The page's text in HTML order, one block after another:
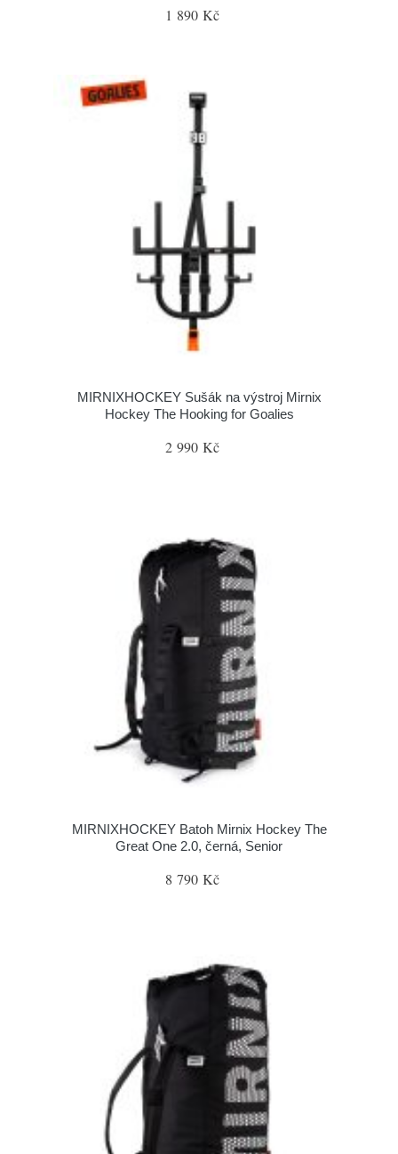
1 890 Kč
MIRNIXHOCKEY Sušák na výstroj Mirnix
Hockey The Hooking for Goalies
2 990 Kč
MIRNIXHOCKEY Batoh Mirnix Hockey The
Great One 2.0, černá, Senior
8 790 Kč